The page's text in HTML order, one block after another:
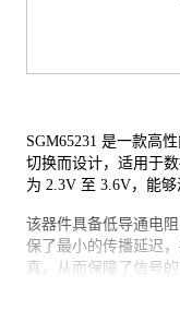
SGM65231 是一款高
切换而设计，适用于
为 2.3V 至 3.6V，能
该器件具备低导通电
保了最小的传播延迟
真，从而保障了信号